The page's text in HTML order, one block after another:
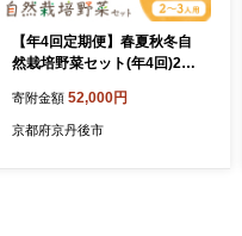
【年4回定期便】春夏秋冬自
然栽培野菜セット(年4回)2～
寄附金額 52,000円
京都府京丹後市